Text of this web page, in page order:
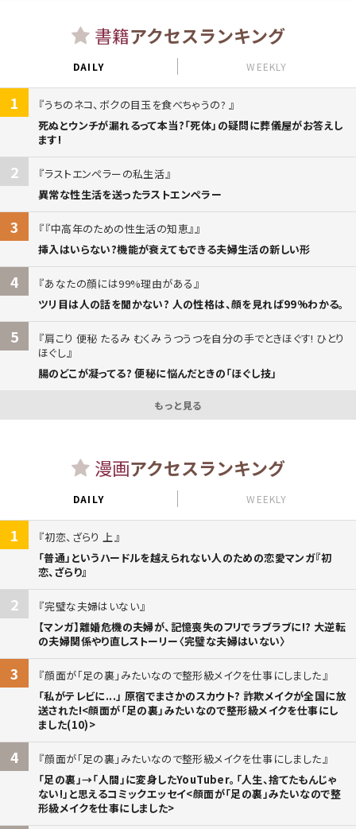
書籍アクセスランキング
DAILY WEEKLY
1
うちのネコ、ボクの目玉を食べちゃうの?
死ぬとウンチが漏れるって本当?「死体」の疑問に葬儀屋がお答えし
ます!
2
ラストエンペラーの私生活
異常な性生活を送ったラストエンペラー
3
『中高年のための性生活の知恵』
挿入はいらない?機能が衰えてもできる夫婦生活の新しい形
4
あなたの顔には99%理由がある
ツリ目は人の話を聞かない? 人の性格は、顔を見れば99%わかる。
5
肩こり 便秘 たるみ むくみ うつうつを自分の手でときほぐす! ひとり
ほぐし
腸のどこが凝ってる? 便秘に悩んだときの「ほぐし技」
もっと見る
漫画アクセスランキング
DAILY WEEKLY
1
初恋、ざらり 上
「普通」というハードルを越えられない人のための恋愛マンガ『初
恋、ざらり』
2
完璧な夫婦はいない
【マンガ】離婚危機の夫婦が、記憶喪失のフリでラブラブに!? 大逆転
の夫婦関係やり直しストーリー〈完璧な夫婦はいない〉
3
顔面が「足の裏」みたいなので整形級メイクを仕事にしました
「私がテレビに...」 原宿でまさかのスカウト? 詐欺メイクが全国に放
送された!<顔面が「足の裏」みたいなので整形級メイクを仕事にし
ました(10)>
4
顔面が「足の裏」みたいなので整形級メイクを仕事にしました
「足の裏」→「人間」に変身したYouTuber。「人生、捨てたもんじゃ
ない!」と思えるコミックエッセイ<顔面が「足の裏」みたいなので整
形級メイクを仕事にしました>